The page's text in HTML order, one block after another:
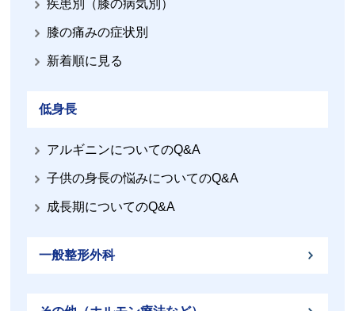
疾患別（膝の病気別）
膝の痛みの症状別
新着順に見る
低身長
アルギニンについてのQ&A
子供の身長の悩みについてのQ&A
成長期についてのQ&A
一般整形外科